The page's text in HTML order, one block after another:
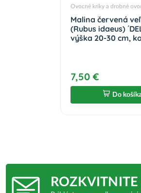
Ovocné kríky a drobné
Malina červená
(Rubus idaeus)
výška 20-30 cm,
7,50 €
Do